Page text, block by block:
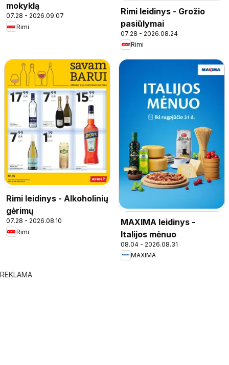
mokyklą
07.28 - 2026.09.07
Rimi
Rimi leidinys - Grožio
pasiūlymai
07.28 - 2026.08.24
Rimi
Rimi leidinys - Alkoholinių
gėrimų
07.28 - 2026.08.10
Rimi
MAXIMA leidinys -
Italijos mėnuo
08.04 - 2026.08.31
MAXIMA
REKLAMA